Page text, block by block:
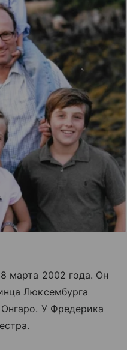
марта 2002 года. Он
Люксембурга
У Фредерика